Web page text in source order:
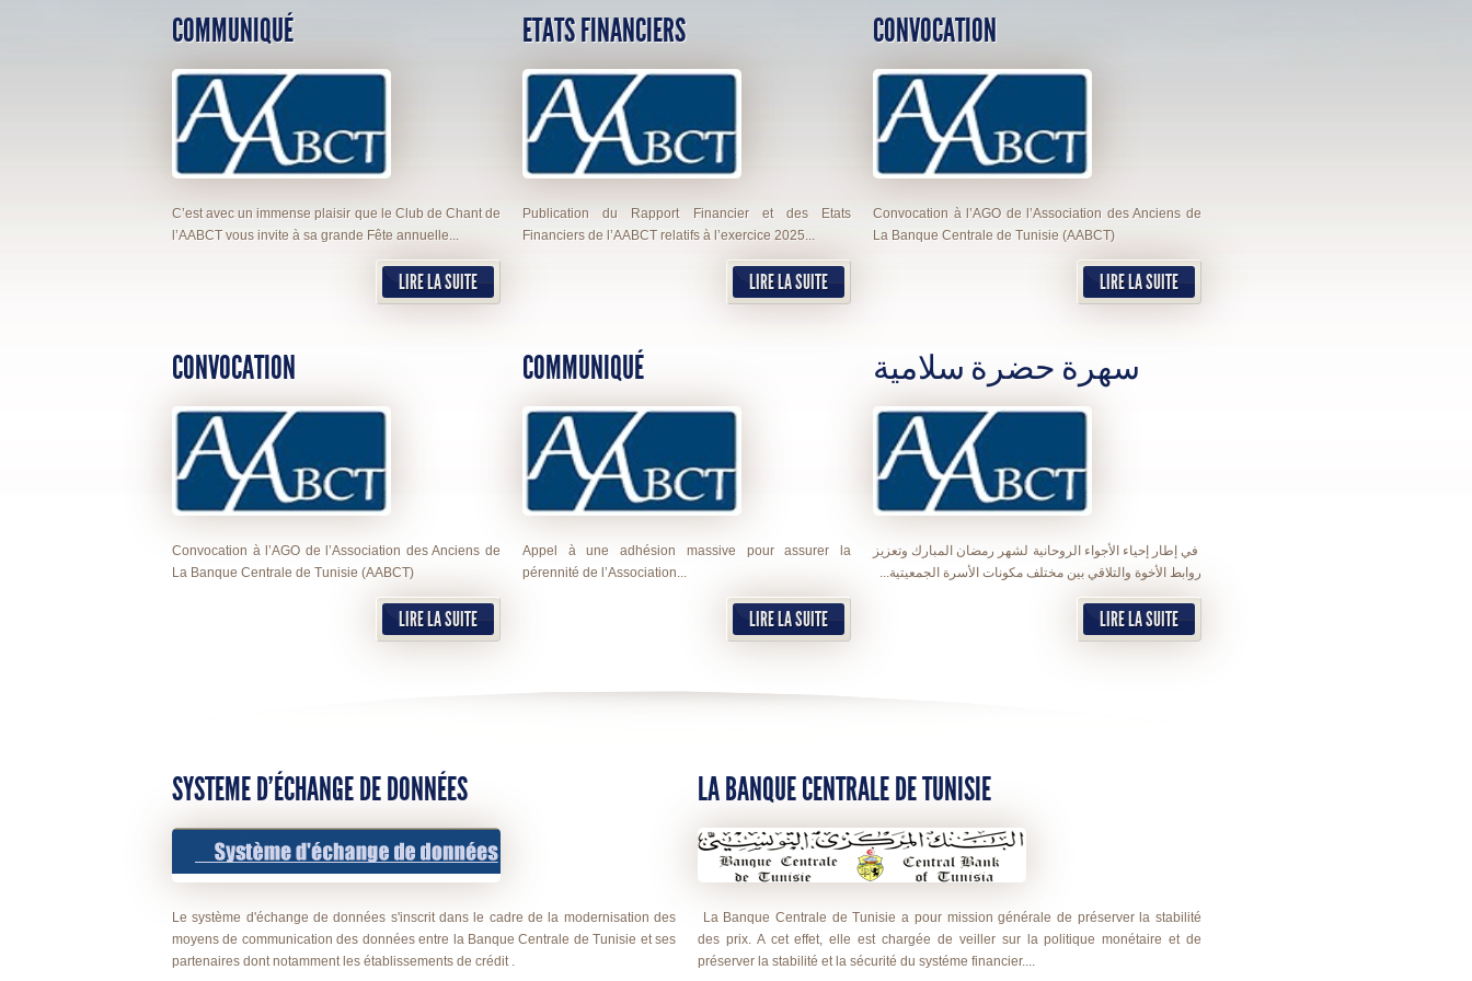
COMMUNIQUÉ
C’est avec un immense plaisir que le Club de Chant de
l’AABCT vous invite à sa grande Fête annuelle...
LIRE LA SUITE
ETATS FINANCIERS
Publication du Rapport Financier et des Etats
Financiers de l’AABCT relatifs à l’exercice 2025...
LIRE LA SUITE
CONVOCATION
Convocation à l’AGO de l’Association des Anciens de
La Banque Centrale de Tunisie (AABCT)
LIRE LA SUITE
CONVOCATION
Convocation à l’AGO de l’Association des Anciens de
La Banque Centrale de Tunisie (AABCT)
LIRE LA SUITE
COMMUNIQUÉ
Appel à une adhésion massive pour assurer la
pérennité de l’Association...
LIRE LA SUITE
سهرة حضرة سلامية
في إطار إحياء الأجواء الروحانية لشهر رمضان المبارك وتعزيز
روابط الأخوة والتلاقي بين مختلف مكونات الأسرة الجمعيتية...
LIRE LA SUITE
SYSTEME D'ÉCHANGE DE DONNÉES
Le système d'échange de données s'inscrit dans le cadre de la modernisation des
moyens de communication des données entre la Banque Centrale de Tunisie et ses
partenaires dont notamment les établissements de crédit .
LA BANQUE CENTRALE DE TUNISIE
La Banque Centrale de Tunisie a pour mission générale de préserver la stabilité
des prix. A cet effet, elle est chargée de veiller sur la politique monétaire et de
préserver la stabilité et la sécurité du systéme financier....